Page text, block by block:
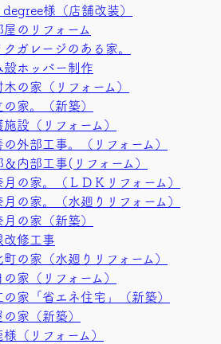
様（店舗改装）
屋のリフォーム
ガレージのある家。
殻ホッパー制作
木の家（リフォーム）
家。（新築）
設（リフォーム）
の外部工事。（リフォーム）
内部工事(リフォーム）
月の家。（ＬＤＫリフォーム）
月の家。（水廻りリフォーム）
の家（新築）
改修工事
の家（水廻りリフォーム）
家（リフォーム）
の家「省エネ住宅」（新築）
家（新築）
（リフォーム）